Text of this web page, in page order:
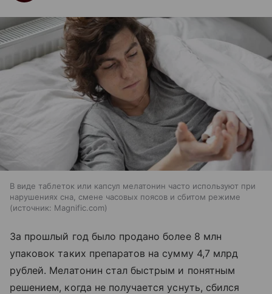
В виде таблеток или капсул мелатонин часто используют при
нарушениях сна, смене часовых поясов и сбитом режиме
источник: Magnific.com
За прошлый год было продано более 8 млн
упаковок таких препаратов на сумму 4,7 млрд
рублей. Мелатонин стал быстрым и понятным
решением, когда не получается уснуть, сбился